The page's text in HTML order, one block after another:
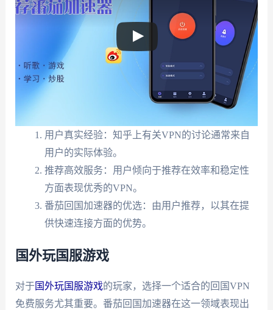
用户真实经验：知乎上有关VPN的讨论通常来自
用户的实际体验。
推荐高效服务：用户倾向于推荐在效率和稳定性
方面表现优秀的VPN。
番茄回国加速器的优选：由用户推荐，以其在提
供快速连接方面的优势。
国外玩国服游戏
对于 国外玩国服游戏的玩家，选择一个适合的回国VPN
免费服务尤其重要。番茄回国加速器在这一领域表现出